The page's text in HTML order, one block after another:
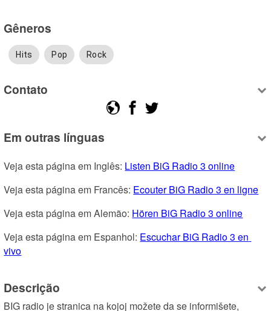
Gêneros
Hits Pop Rock
Contato
Em outras línguas
Veja esta página em Inglês: Listen BiG Radio 3 online
Veja esta página em Francês: Ecouter BiG Radio 3 en ligne
Veja esta página em Alemão: Hören BiG Radio 3 online
Veja esta página em Espanhol: Escuchar BiG Radio 3 en
vivo
Descrição
BIG radio je stranica na kojoj možete da se informišete,